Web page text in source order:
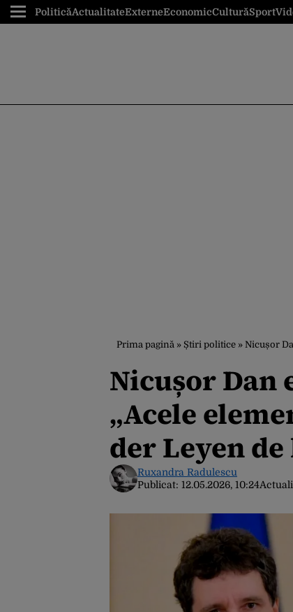
PoliticăActualitateExterneEconomicCulturăSport
Prima pagină » Știri politice » Nicușor
Nicușor Dan
„Acele
der Leyen de
Ruxandra Radulescu
Publicat: 12.05.2026, 10:24